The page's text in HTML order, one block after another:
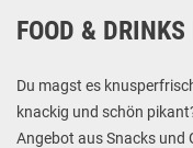
FOOD &
Du magst es
knackig und schön
Angebot aus Snacks und